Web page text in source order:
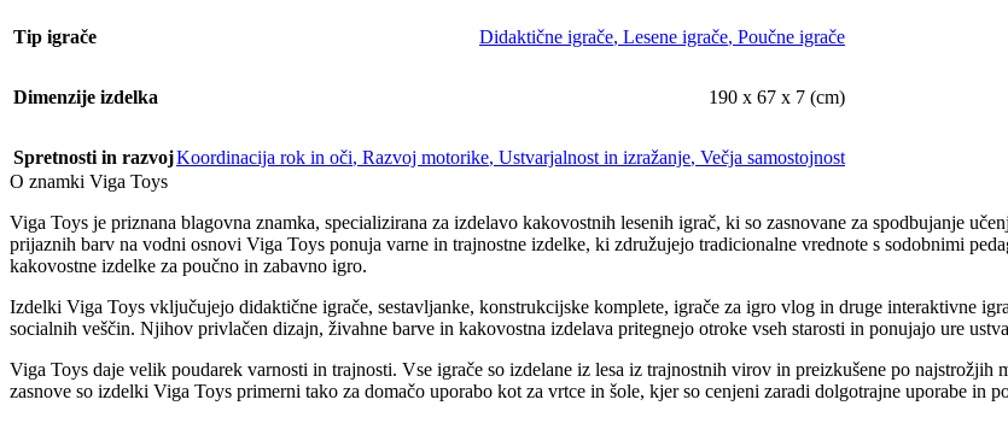
Tip igrače Didaktične igrače, Lesene igrače, Poučne igrače
Dimenzije izdelka 190 x 67 x 7 (cm)
Spretnosti in razvojKoordinacija rok in oči, Razvoj motorike, Ustvarjalnost in izražanje, Večja samostojnost
O znamki Viga Toys
Viga Toys je priznana blagovna znamka, specializirana za izdelavo kakovostnih lesenih igrač, ki so zasnovane za spodbujanje
prijaznih barv na vodni osnovi Viga Toys ponuja varne in trajnostne izdelke, ki združujejo tradicionalne vrednote s sodobnimi
kakovostne izdelke za poučno in zabavno igro.
Izdelki Viga Toys vključujejo didaktične igrače, sestavljanke, konstrukcijske komplete, igrače za igro vlog in druge interaktivne
socialnih veščin. Njihov privlačen dizajn, živahne barve in kakovostna izdelava pritegnejo otroke vseh starosti in ponujajo ure
Viga Toys daje velik poudarek varnosti in trajnosti. Vse igrače so izdelane iz lesa iz trajnostnih virov in preizkušene po
zasnove so izdelki Viga Toys primerni tako za domačo uporabo kot za vrtce in šole, kjer so cenjeni zaradi dolgotrajne uporabe in